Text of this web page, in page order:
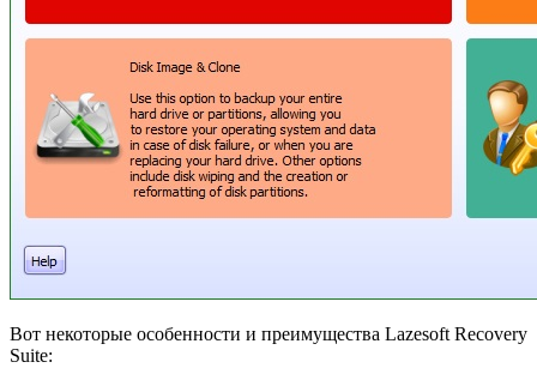
Вот некоторые особенности и преимущества Lazesoft Recovery
Suite: